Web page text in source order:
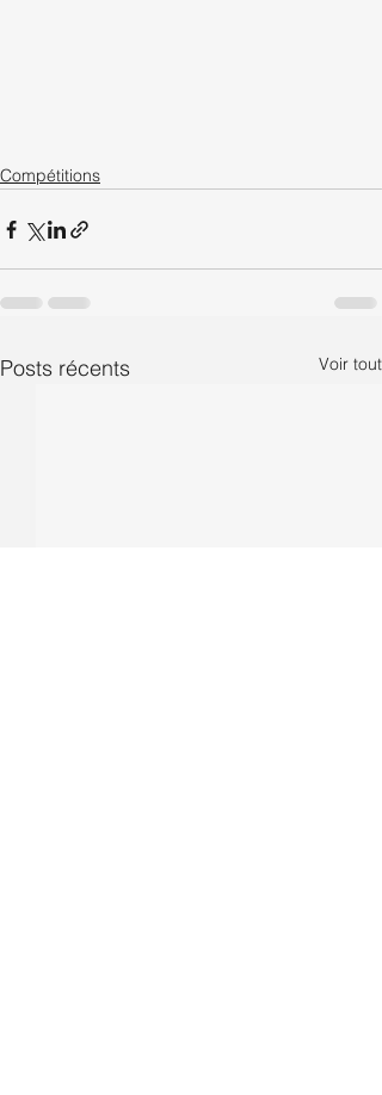
Compétitions
Posts récents Voir tout